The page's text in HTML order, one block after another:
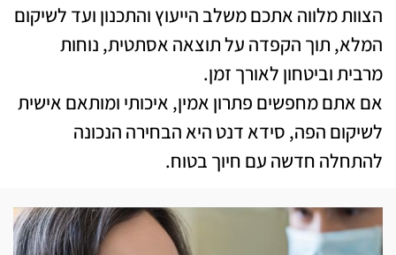
הצוות מלווה אתכם משלב הייעוץ והתכנון ועד לשיקום
המלא, תוך הקפדה על תוצאה אסתטית, נוחות
מרבית וביטחון לאורך זמן.
אם אתם מחפשים פתרון אמין, איכותי ומותאם אישית
לשיקום הפה, סידא דנט היא הבחירה הנכונה
להתחלה חדשה עם חיוך בטוח.